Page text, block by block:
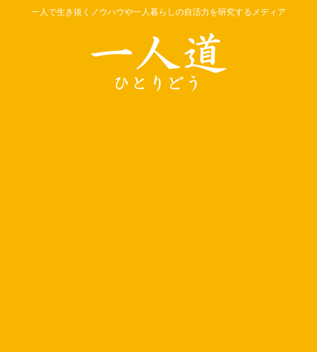
一人で生き抜くノウハウや一人暮らしの自活力を研究するメディア